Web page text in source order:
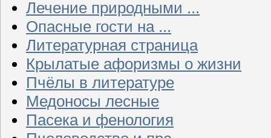
Лечение природными ...
Опасные гости на ...
Литературная страница
Крылатые афоризмы о жизни
Пчёлы в литературе
Медоносы лесные
Пасека и фенология